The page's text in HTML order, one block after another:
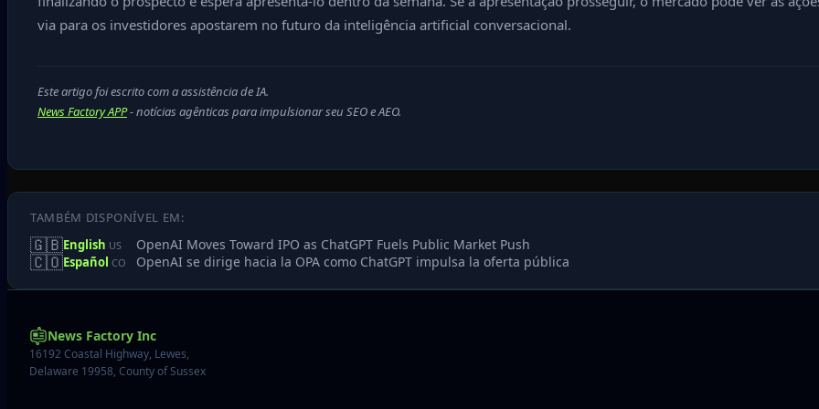
via para os investidores apostarem no futuro da inteligência artificial conversacional.
Este artigo foi escrito com a assistência de IA.
News Factory APP- notícias agênticas para impulsionar seu SEO e AEO.
TAMBÉM DISPONÍVEL EM:
🇬🇧English US OpenAI Moves Toward IPO as ChatGPT Fuels Public Market Push
🇨🇴Español CO OpenAI se dirige hacia la OPA como ChatGPT impulsa la oferta pública
News Factory Inc
16192 Coastal Highway, Lewes,
Delaware 19958, County of Sussex